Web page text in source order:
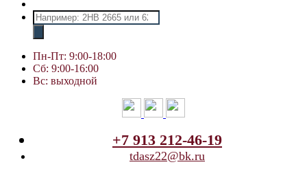
Поиск
товаров
Пн-Пт: 9:00-18:00
Сб: 9:00-16:00
Вс: выходной
+7 913 212-46-19
tdasz22@bk.ru